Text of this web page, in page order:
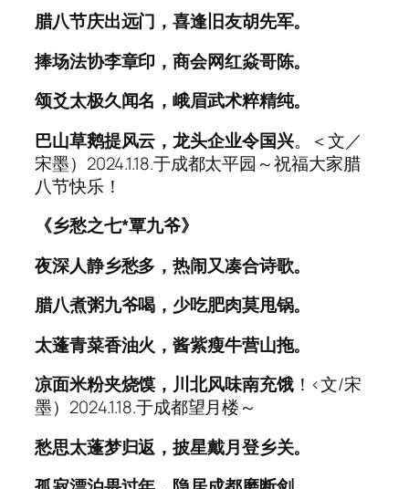
腊八节庆出远门，喜逢旧友胡先军。
捧场法协李章印，商会网红焱哥陈。
颂爻太极久闻名，峨眉武术粹精纯。
巴山草鹅提风云，龙头企业令国兴。＜文／
宋墨）2024.1.18.于成都太平园～祝福大家腊
八节快乐！
《乡愁之七*覃九爷》
夜深人静乡愁多，热闹又凑合诗歌。
腊八煮粥九爷喝，少吃肥肉莫甩锅。
太蓬青菜香油火，酱紫瘦牛营山拖。
凉面米粉夹烧馍，川北风味南充饿！<文/宋
墨）2024.1.18.于成都望月楼～
愁思太蓬梦归返，披星戴月登乡关。